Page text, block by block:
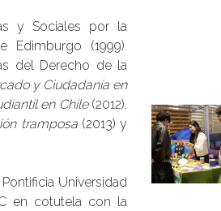
y Sociales por la
(1999).
del Derecho de la
y Ciudadanía en
en Chile(2012),
tramposa(2013) y
Universidad
en cotutela con la